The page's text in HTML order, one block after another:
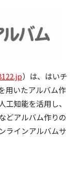
）は、はいチ
用いたアルバム作
知能を活用し、
どアルバム作りの
ラインアルバムサ